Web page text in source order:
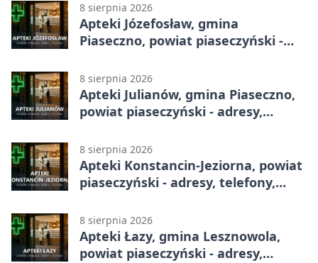
8 sierpnia 2026
Apteki Józefosław, gmina
Piaseczno, powiat piaseczyński -
8 sierpnia 2026
Apteki Julianów, gmina Piaseczno,
powiat piaseczyński - adresy,
8 sierpnia 2026
Apteki Konstancin-Jeziorna, powiat
piaseczyński - adresy, telefony,
8 sierpnia 2026
Apteki Łazy, gmina Lesznowola,
powiat piaseczyński - adresy,